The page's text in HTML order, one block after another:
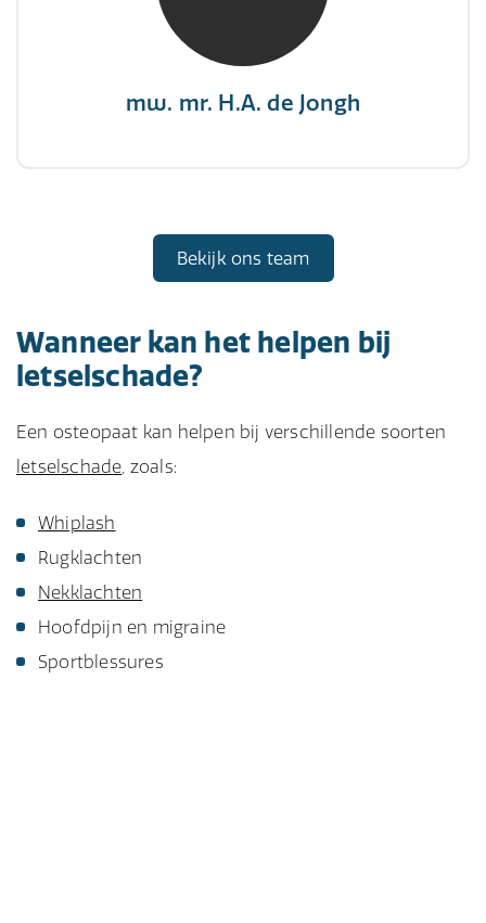
mw. mr. H.A. de Jongh
Bekijk ons team
Wanneer kan het helpen bij
letselschade?
Een osteopaat kan helpen bij verschillende soorten
letselschade, zoals:
Whiplash
Rugklachten
Nekklachten
Hoofdpijn en migraine
Sportblessures